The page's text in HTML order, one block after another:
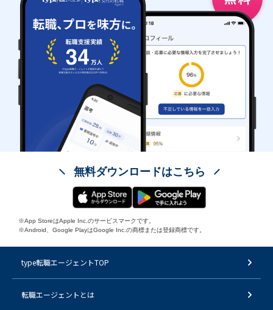
無料ダウンロードはこちら
※App StoreはApple Inc.のサービスマークです。
※Android、Google PlayはGoogle Inc.の商標または登録商標です。
type転職エージェントTOP
転職エージェントとは